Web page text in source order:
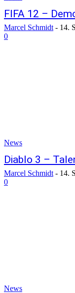
FIFA 12 –
Marcel Schmidt - 14.
0
News
Diablo 3 –
Marcel Schmidt - 14.
0
News